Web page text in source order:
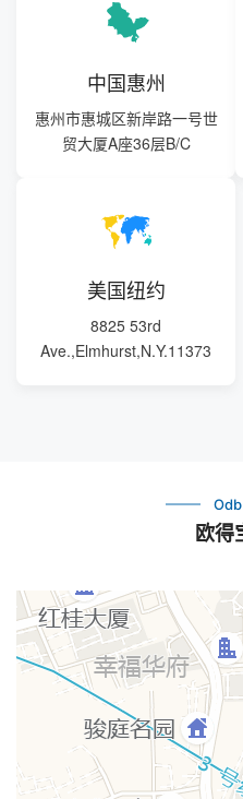
中国惠州
惠州市惠城区新岸路一号世
贸大厦A座36层B/C
美国纽约
8825 53rd
Ave.,Elmhurst,N.Y.11373
欧得